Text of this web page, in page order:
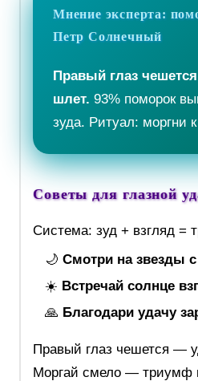
Мнение эксперта:
Петр Солнечный
Правый глаз
шлет. 93% поморок
зуда. Ритуал: моргни
Советы для глазной
Система: зуд + взгляд
🌙 Смотри на звезды
☀️ Встречай солнце
🙏 Благодари удачу
Правый глаз чешется —
Моргай смело — триумф